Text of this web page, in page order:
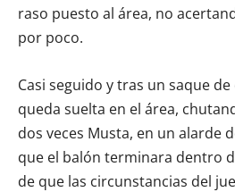
raso puesto al área, no
por poco.
Casi seguido y tras un saque
queda suelta en el área,
dos veces Musta, en un alarde
que el balón terminara dentro
de que las circunstancias del